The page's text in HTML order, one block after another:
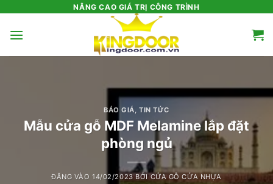
nội
NÂNG CAO GIÁ TRỊ CÔNG TRÌNH
BÁO GIÁ ,TIN TỨC
Mẫu cửa gỗ MDF Melamine lắp đặt
phòng ngủ
ĐĂNG VÀO14/02/2023 BỞICỬA GỖ CỬA NHỰA